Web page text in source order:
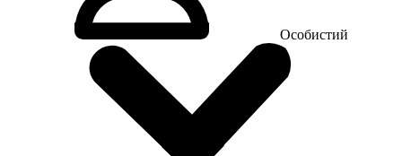
Особистий